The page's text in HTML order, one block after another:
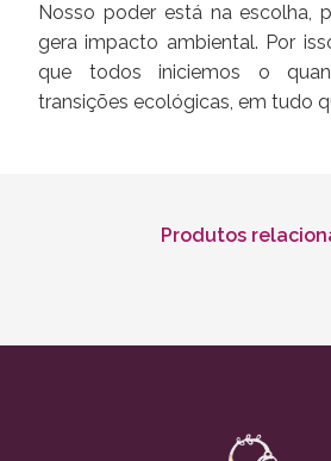
Nosso poder está na escolha,
gera impacto ambiental. Por
que todos iniciemos o
transições ecológicas, em tudo
Produtos